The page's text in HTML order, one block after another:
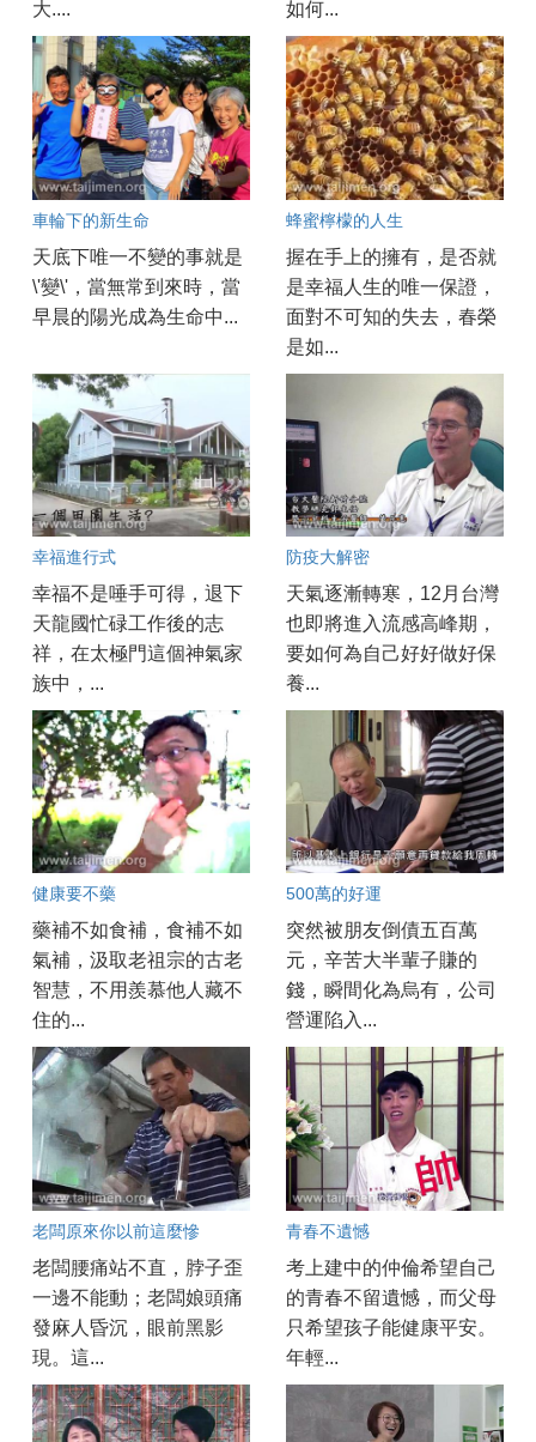
大.... 如何...
車輪下的新生命
天底下唯一不變的事就是
\'變\'，當無常到來時，當
早晨的陽光成為生命中...
蜂蜜檸檬的人生
握在手上的擁有，是否就
是幸福人生的唯一保證，
面對不可知的失去，春榮
是如...
幸福進行式
幸福不是唾手可得，退下
天龍國忙碌工作後的志
祥，在太極門這個神氣家
族中，...
防疫大解密
天氣逐漸轉寒，12月台灣
也即將進入流感高峰期，
要如何為自己好好做好保
養...
健康要不藥
藥補不如食補，食補不如
氣補，汲取老祖宗的古老
智慧，不用羨慕他人藏不
住的...
500萬的好運
突然被朋友倒債五百萬
元，辛苦大半輩子賺的
錢，瞬間化為烏有，公司
營運陷入...
老闆原來你以前這麼慘
老闆腰痛站不直，脖子歪
一邊不能動；老闆娘頭痛
發麻人昏沉，眼前黑影
現。這...
青春不遺憾
考上建中的仲倫希望自己
的青春不留遺憾，而父母
只希望孩子能健康平安。
年輕...